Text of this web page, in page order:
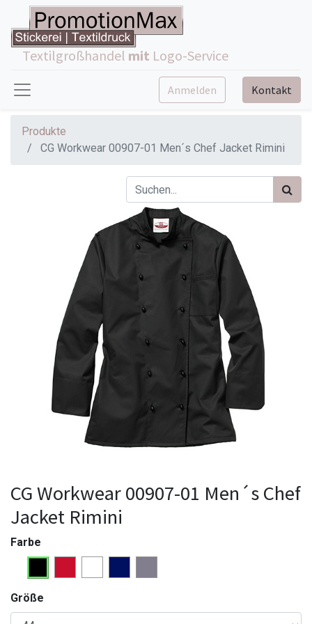
Textilgroßhandel mit Logo-Service
Anmelden Kontakt
Produkte
CG Workwear 00907-01 Men´s Chef Jacket Rimini
CG Workwear 00907-01 Men´s Chef
Jacket Rimini
Farbe
Größe